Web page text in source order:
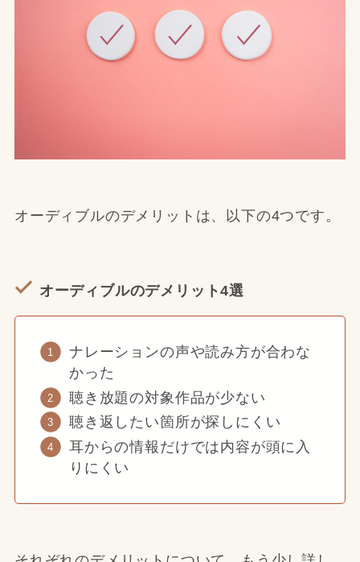
オーディブルのデメリットは、以下の4つです。
オーディブルのデメリット4選
ナレーションの声や読み方が合わな
かった
聴き放題の対象作品が少ない
聴き返したい箇所が探しにくい
耳からの情報だけでは内容が頭に入
りにくい